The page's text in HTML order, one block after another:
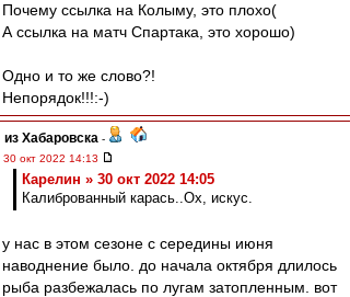
Почему ссылка на Колыму, это плохо(
А ссылка на матч Спартака, это хорошо)
Одно и то же слово?!
Непорядок!!!:-)
из Хабаровска -
30 окт 2022 14:13
Карелин » 30 окт 2022 14:05
Калиброванный карась..Ох, искус.
у нас в этом сезоне с середины июня
наводнение было. до начала октября длилось
рыба разбежалась по лугам затопленным. вот